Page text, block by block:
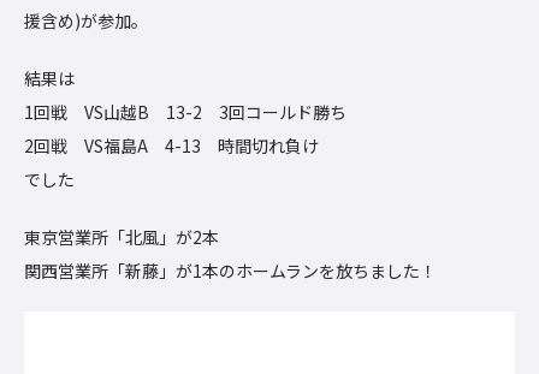
援含め)が参加。
結果は
1回戦 VS山越B 13-2 3回コールド勝ち
2回戦 VS福島A 4-13 時間切れ負け
でした
東京営業所「北風」が2本
関西営業所「新藤」が1本のホームランを放ちました！